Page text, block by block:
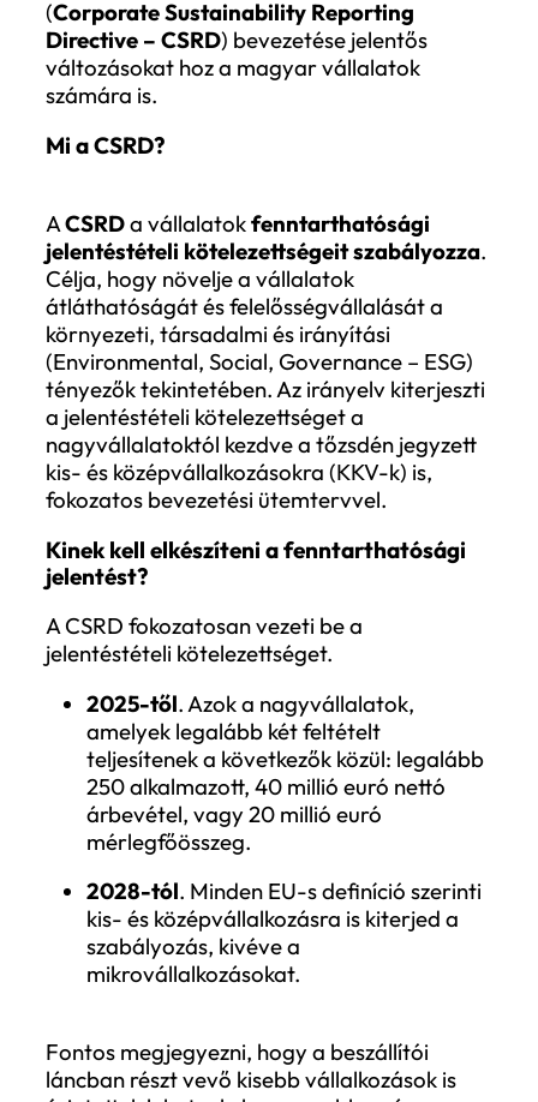
Fenntarthatósági
CSRD alapján
2025 JAN. 14. TOMAJ ZSÓFIBLOG
A fenntarthatóság egyre nagyobb
kap a vállalati szektorban, különösen az
Európai Unió új szabályozásainak
köszönhetően. Az EU fenntarthatósági
jelentéstételre vonatkozó irányelvének
(Corporate Sustainability Reporting
változásokat hoz a magyar vállalatok
számára is.
Mi a CSRD?
CSRDa vállalatokfenntarthatósági
jelentéstételi kötelezettségeit
Célja, hogy növelje a vállalatok
átláthatóságát és felelősségvállalását a
környezeti, társadalmi és irányítási
(Environmental, Social, Governance –
tényezők tekintetében. Az irányelv
a jelentéstételi kötelezettséget a
fokozatos bevezetési ütemtervvel.